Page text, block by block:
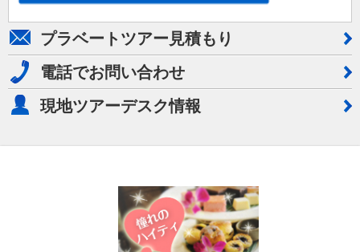
プラベートツアー見積もり
電話でお問い合わせ
現地ツアーデスク情報